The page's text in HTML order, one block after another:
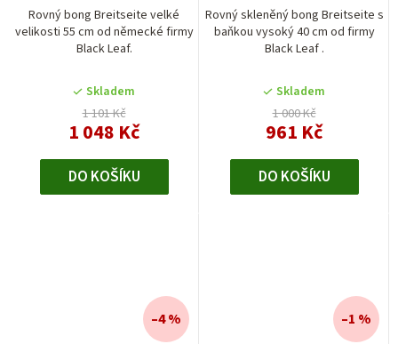
Rovný bong Breitseite velké
velikosti 55 cm od německé firmy
Black Leaf.
Skladem
1 101 Kč
1 048 Kč
DO KOŠÍKU
Rovný skleněný bong Breitseite s
baňkou vysoký 40 cm od firmy
Black Leaf .
Skladem
1 000 Kč
961 Kč
DO KOŠÍKU
–4 % –1 %